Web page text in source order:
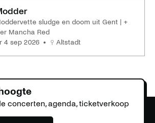
sludge en doom uit Gent | +
Mancha Red
vr 4 sep 2026
Altstadt
concerten, agenda, ticketverkoop